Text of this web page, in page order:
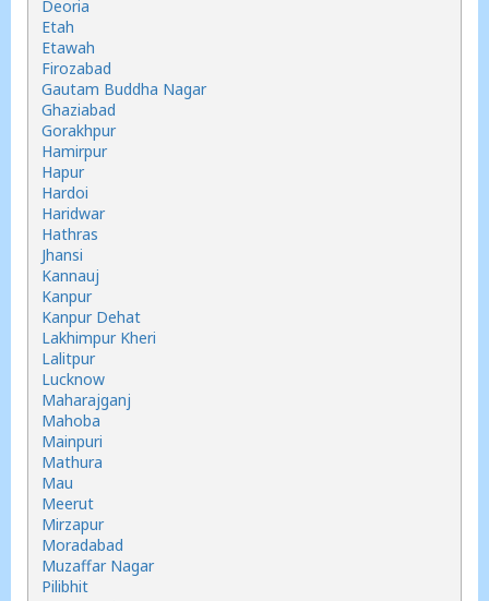
Deoria
Etah
Etawah
Firozabad
Gautam Buddha Nagar
Ghaziabad
Gorakhpur
Hamirpur
Hapur
Hardoi
Haridwar
Hathras
Jhansi
Kannauj
Kanpur
Kanpur Dehat
Lakhimpur Kheri
Lalitpur
Lucknow
Maharajganj
Mahoba
Mainpuri
Mathura
Mau
Meerut
Mirzapur
Moradabad
Muzaffar Nagar
Pilibhit